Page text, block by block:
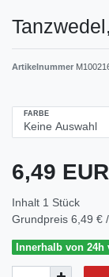
Artikelnummer
FARBE
6,49 EUR
Inhalt 1 Stück
Grundpreis 6,49 €
Innerhalb von 24h